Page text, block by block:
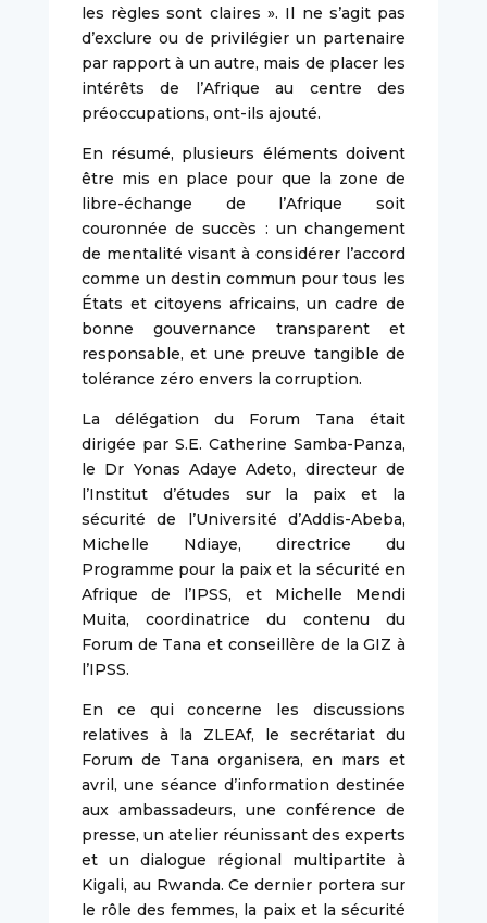
les règles sont claires ». Il ne s’agit pas
d’exclure ou de privilégier un partenaire
par rapport à un autre, mais de placer les
intérêts de l’Afrique au centre des
préoccupations, ont-ils ajouté.
En résumé, plusieurs éléments doivent
être mis en place pour que la zone de
libre-échange de l’Afrique soit
couronnée de succès : un changement
de mentalité visant à considérer l’accord
comme un destin commun pour tous les
États et citoyens africains, un cadre de
bonne gouvernance transparent et
responsable, et une preuve tangible de
tolérance zéro envers la corruption.
La délégation du Forum Tana était
dirigée par S.E. Catherine Samba-Panza,
le Dr Yonas Adaye Adeto, directeur de
l’Institut d’études sur la paix et la
sécurité de l’Université d’Addis-Abeba,
Michelle Ndiaye, directrice du
Programme pour la paix et la sécurité en
Afrique de l’IPSS, et Michelle Mendi
Muita, coordinatrice du contenu du
Forum de Tana et conseillère de la GIZ à
l’IPSS.
En ce qui concerne les discussions
relatives à la ZLEAf, le secrétariat du
Forum de Tana organisera, en mars et
avril, une séance d’information destinée
aux ambassadeurs, une conférence de
presse, un atelier réunissant des experts
et un dialogue régional multipartite à
Kigali, au Rwanda. Ce dernier portera sur
le rôle des femmes, la paix et la sécurité